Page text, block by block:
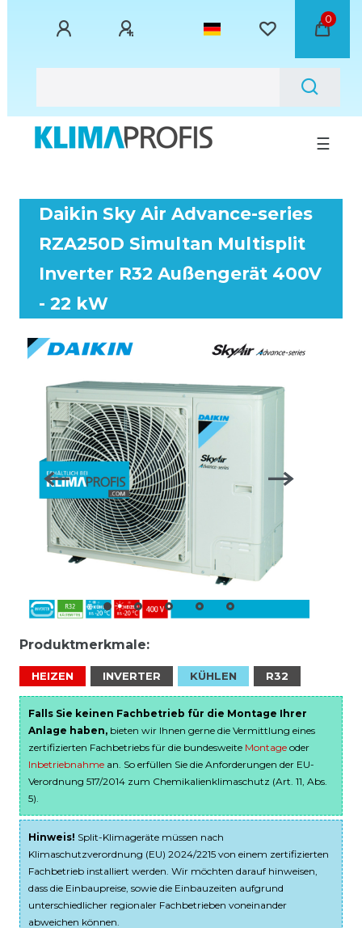
0
☰
Daikin Sky Air Advance-series
RZA250D Simultan Multisplit
Inverter R32 Außengerät 400V
- 22 kW
Produktmerkmale:
HEIZEN INVERTER KÜHLEN R32
Falls Sie keinen Fachbetrieb für die Montage Ihrer
Anlage haben, bieten wir Ihnen gerne die Vermittlung eines
zertifizierten Fachbetriebs für die bundesweite Montage oder
Inbetriebnahme an. So erfüllen Sie die Anforderungen der EU-
Verordnung 517/2014 zum Chemikalienklimaschutz (Art. 11, Abs.
5).
Hinweis! Split-Klimageräte müssen nach
Klimaschutzverordnung (EU) 2024/2215 von einem zertifizierten
Fachbetrieb installiert werden. Wir möchten darauf hinweisen,
dass die Einbaupreise, sowie die Einbauzeiten aufgrund
unterschiedlicher regionaler Fachbetrieben voneinander
abweichen können.